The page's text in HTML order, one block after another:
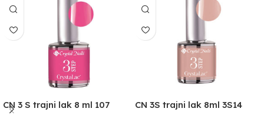
CN 3 S trajni lak 8 ml 107 CN 3S trajni lak 8ml 3S14